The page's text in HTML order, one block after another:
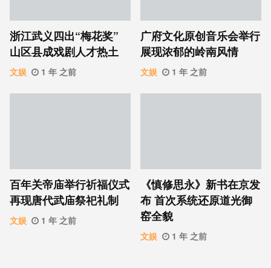
浙江武义四出“梅花奖”
山区县成戏剧人才热土
文娱 1 年 之前
广府文化原创音乐会举行
展现浓郁的岭南风情
文娱 1 年 之前
百年关帝庙举行祈福仪式
再现唐代武庙祭祀礼制
文娱 1 年 之前
《慎修思永》新书在京发
布 首次系统还原道光御
窑全貌
文娱 1 年 之前